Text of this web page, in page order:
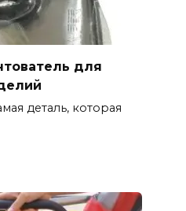
для
деталь, которая